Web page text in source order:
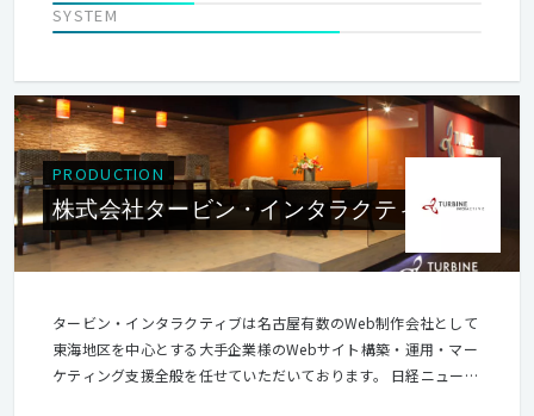
SYSTEM
PRODUCTION
株式会社タービン・インタラクティブ
タービン・インタラクティブは名古屋有数のWeb制作会社として
東海地区を中心とする大手企業様のWebサイト構築・運用・マー
ケティング支援全般を任せていただいております。 日経ニューオ